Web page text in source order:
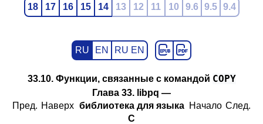
18
17 16 15 14 13 12 11 10 9.6 9.5 9.4
RU EN RU EN
33.10. Функции, связанные с командой COPY
Пред. Наверх
Глава 33. libpq —
библиотека для языка
C
Начало След.